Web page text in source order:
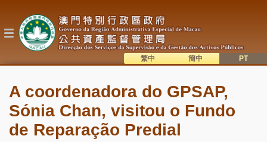
o
conteúdo
目A coordenadora do GPSAP,
Sónia Chan, visitou o Fundo
de Reparação Predial